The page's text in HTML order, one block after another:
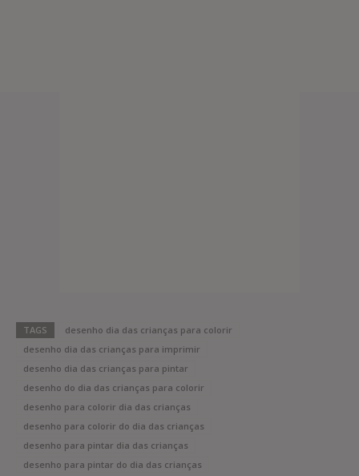
TAGS
desenho dia das crianças para colorir
desenho dia das crianças para imprimir
desenho dia das crianças para pintar
desenho do dia das crianças para colorir
desenho para colorir dia das crianças
desenho para colorir do dia das crianças
desenho para pintar dia das crianças
desenho para pintar do dia das crianças